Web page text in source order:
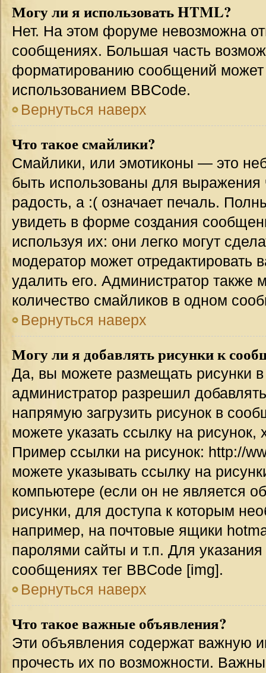
Могу ли я использовать HTML?
Нет. На этом форуме невозможна
сообщениях. Большая часть
форматированию сообщений может
использованием BBCode.
Вернуться наверх
Что такое смайлики?
Смайлики, или эмотиконы — это
быть использованы для выражения
радость, а :( означает печаль.
увидеть в форме создания
используя их: они легко могут
модератор может
удалить его. Администратор также
количество смайликов в одном
Вернуться наверх
Могу ли я добавлять рисунки к
Да, вы можете размещать рисунки
администратор разрешил
напрямую загрузить рисунок в
можете указать ссылку на
Пример ссылки на рисунок: http://
можете указывать ссылку на
компьютере (если он не является
рисунки, для доступа к которым
например, на почтовые ящики
паролями сайты и т.п. Для
сообщениях тег BBCode [img].
Вернуться наверх
Что такое важные объявления?
Эти объявления содержат
прочесть их по возможности.